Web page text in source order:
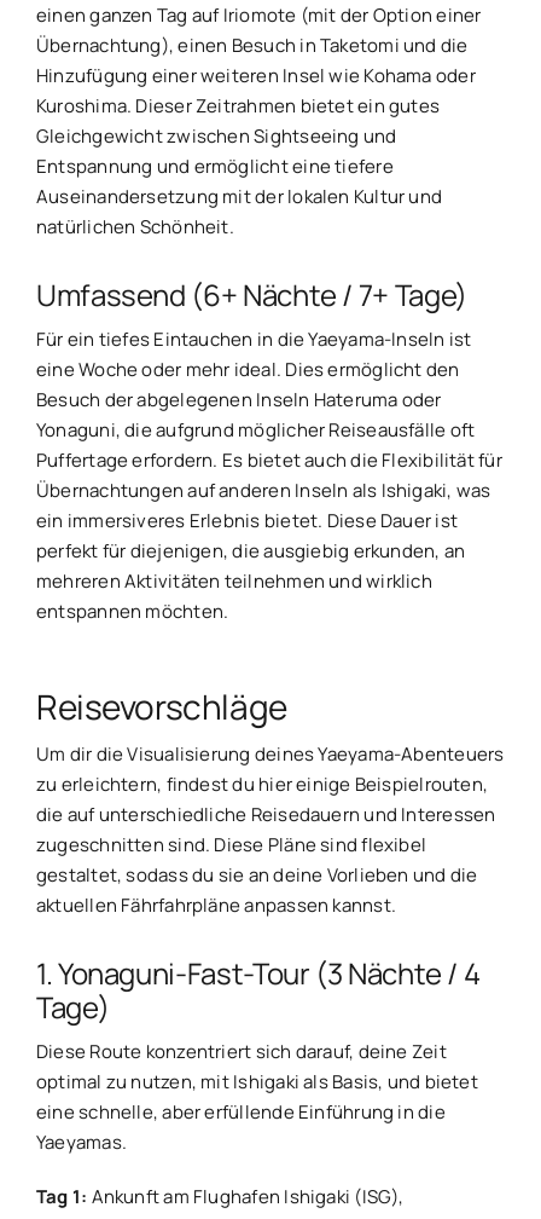
einen ganzen Tag auf Iriomote (mit der Option einer
Übernachtung), einen Besuch in Taketomi und die
Hinzufügung einer weiteren Insel wie Kohama oder
Kuroshima. Dieser Zeitrahmen bietet ein gutes
Gleichgewicht zwischen Sightseeing und
Entspannung und ermöglicht eine tiefere
Auseinandersetzung mit der lokalen Kultur und
natürlichen Schönheit.
Umfassend (6+ Nächte / 7+ Tage)
Für ein tiefes Eintauchen in die Yaeyama-Inseln ist
eine Woche oder mehr ideal. Dies ermöglicht den
Besuch der abgelegenen Inseln Hateruma oder
Yonaguni, die aufgrund möglicher Reiseausfälle oft
Puffertage erfordern. Es bietet auch die Flexibilität für
Übernachtungen auf anderen Inseln als Ishigaki, was
ein immersiveres Erlebnis bietet. Diese Dauer ist
perfekt für diejenigen, die ausgiebig erkunden, an
mehreren Aktivitäten teilnehmen und wirklich
entspannen möchten.
Reisevorschläge
Um dir die Visualisierung deines Yaeyama-Abenteuers
zu erleichtern, findest du hier einige Beispielrouten,
die auf unterschiedliche Reisedauern und Interessen
zugeschnitten sind. Diese Pläne sind flexibel
gestaltet, sodass du sie an deine Vorlieben und die
aktuellen Fährfahrpläne anpassen kannst.
1. Yonaguni-Fast-Tour (3 Nächte / 4
Tage)
Diese Route konzentriert sich darauf, deine Zeit
optimal zu nutzen, mit Ishigaki als Basis, und bietet
eine schnelle, aber erfüllende Einführung in die
Yaeyamas.
Tag 1: Ankunft am Flughafen Ishigaki (ISG),